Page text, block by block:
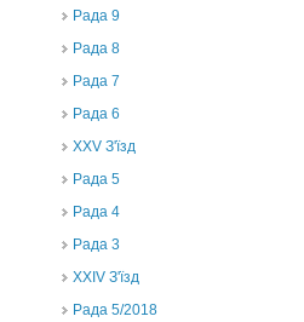
Рада 9
Рада 8
Рада 7
Рада 6
XXV З'їзд
Рада 5
Рада 4
Рада 3
ХХIV З'їзд
Рада 5/2018